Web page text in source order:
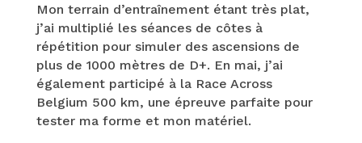
Mon terrain d’entraînement étant très plat,
j’ai multiplié les séances de côtes à
répétition pour simuler des ascensions de
plus de 1000 mètres de D+. En mai, j’ai
également participé à la Race Across
Belgium 500 km, une épreuve parfaite pour
tester ma forme et mon matériel.